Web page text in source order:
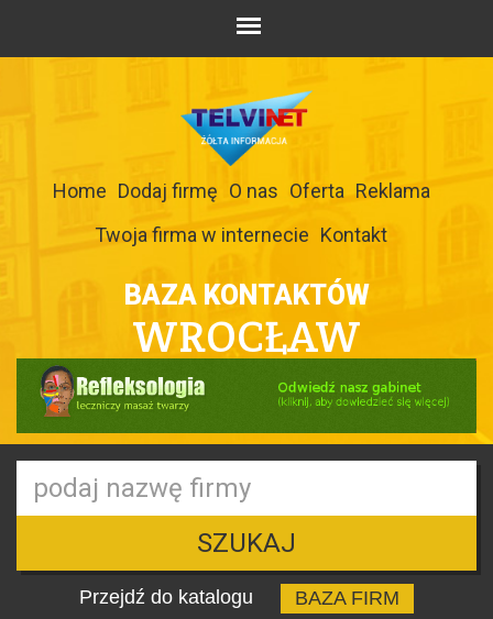
Home Dodaj firmę O nas Oferta Reklama
Twoja firma w internecie Kontakt
BAZA KONTAKTÓW
WROCŁAW
SZUKAJ
Przejdź do katalogu
BAZA FIRM